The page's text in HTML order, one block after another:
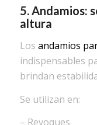
5. Andamios:
altura
Los andamios
indispensables
brindan
Se utilizan en:
– Revoques